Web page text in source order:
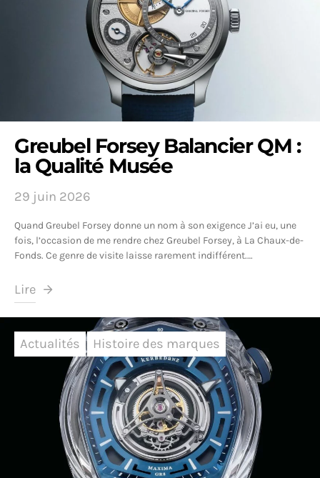
Greubel Forsey Balancier QM :
la Qualité Musée
29 juin 2026
Quand Greubel Forsey donne un nom à son exigence J’ai eu, une
fois, l’occasion de me rendre chez Greubel Forsey, à La Chaux-de-
Fonds. Ce genre de visite laisse rarement indifférent.…
Lire
Actualités Histoire des marques